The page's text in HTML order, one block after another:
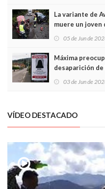
La variante de
muere un joven
frontal
05 de Jun de
Máxima
desaparición de
03 de Jun de
VÍDEO DESTACADO